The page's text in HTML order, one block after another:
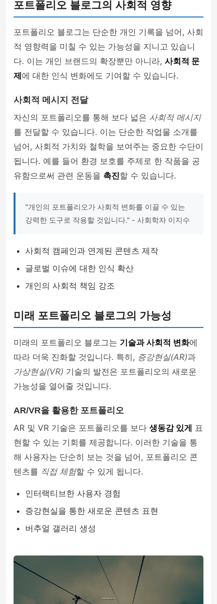
포트폴리오 블로그의 사회적 영향
포트폴리오 블로그는 단순한 개인 기록을 넘어, 사회
적 영향력을 미칠 수 있는 가능성을 지니고 있습니
다. 이는 개인 브랜드의 확장뿐만 아니라, 사회적 문
제 에 대한 인식 변화에도 기여할 수 있습니다.
사회적 메시지 전달
자신의 포트폴리오를 통해 보다 넓은 사회적 메시지
를 전달할 수 있습니다. 이는 단순한 작업물 소개를
넘어, 사회적 가치와 철학을 보여주는 중요한 수단이
됩니다. 예를 들어 환경 보호를 주제로 한 작품을 공
유함으로써 관련 운동을 촉진할 수 있습니다.
"개인의 포트폴리오가 사회적 변화를 이끌 수 있는
강력한 도구로 작용할 것입니다." - 사회학자 이지수
사회적 캠페인과 연계된 콘텐츠 제작
글로벌 이슈에 대한 인식 확산
개인의 사회적 책임 강조
미래 포트폴리오 블로그의 가능성
미래의 포트폴리오 블로그는 기술과 사회적 변화에
따라 더욱 진화할 것입니다. 특히, 증강현실(AR)과
가상현실(VR) 기술의 발전은 포트폴리오의 새로운
가능성을 열어줄 것입니다.
AR/VR을 활용한 포트폴리오
AR 및 VR 기술은 포트폴리오를 보다 생동감 있게 표
현할 수 있는 기회를 제공합니다. 이러한 기술을 통
해 사용자는 단순히 보는 것을 넘어, 포트폴리오 콘
텐츠를 직접 체험할 수 있게 됩니다.
인터랙티브한 사용자 경험
증강현실을 통한 새로운 콘텐츠 표현
버추얼 갤러리 생성